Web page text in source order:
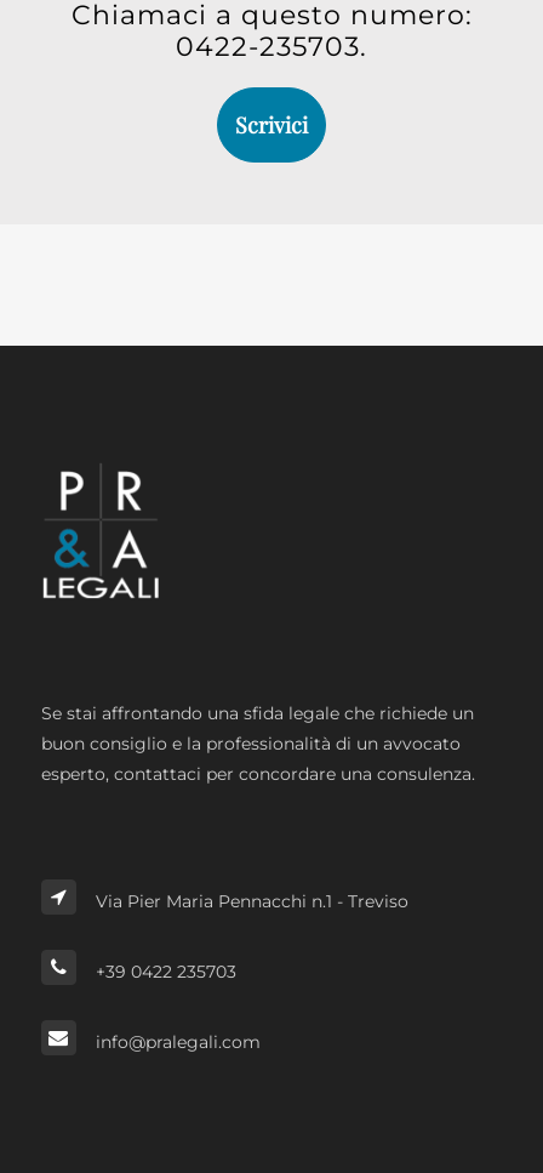
Chiamaci a questo numero:
0422-235703.
Scrivici
Se stai affrontando una sfida legale che richiede un
buon consiglio e la professionalità di un avvocato
esperto, contattaci per concordare una consulenza.
Via Pier Maria Pennacchi n.1 - Treviso
+39 0422 235703
info@pralegali.com